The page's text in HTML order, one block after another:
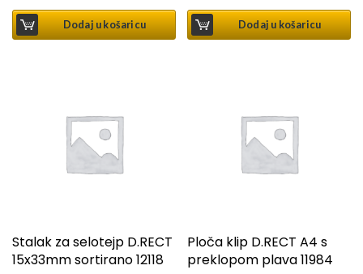
Dodaj u košaricu Dodaj u košaricu
Stalak za selotejp D.RECT
15x33mm sortirano 12118
Ploča klip D.RECT A4 s
preklopom plava 11984